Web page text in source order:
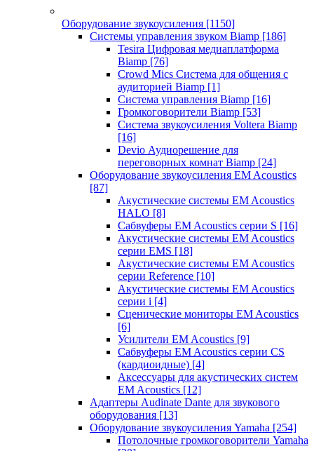
Оборудование звукоусиления [1150]
Системы управления звуком Biamp [186]
Tesira Цифровая медиаплатформа
Biamp [76]
Crowd Mics Система для общения с
аудиторией Biamp [1]
Система управления Biamp [16]
Громкоговорители Biamp [53]
Система звукоусиления Voltera Biamp
[16]
Devio Аудиорешение для
переговорных комнат Biamp [24]
Оборудование звукоусиления EM Acoustics
[87]
Акустические системы EM Acoustics
HALO [8]
Сабвуферы EM Acoustics серии S [16]
Акустические системы EM Acoustics
серии EMS [18]
Акустические системы EM Acoustics
серии Reference [10]
Акустические системы EM Acoustics
серии i [4]
Сценические мониторы EM Acoustics
[6]
Усилители EM Acoustics [9]
Сабвуферы EM Acoustics серии CS
(кардиоидные) [4]
Аксессуары для акустических систем
EM Acoustics [12]
Адаптеры Audinate Dante для звукового
оборудования [13]
Оборудование звукоусиления Yamaha [254]
Потолочные громкоговорители Yamaha